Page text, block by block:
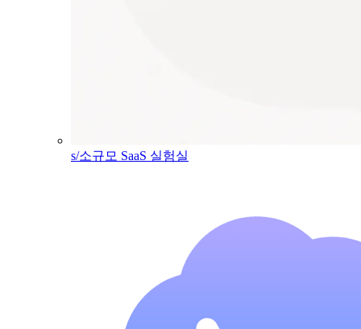
s/소규모 SaaS 실험실